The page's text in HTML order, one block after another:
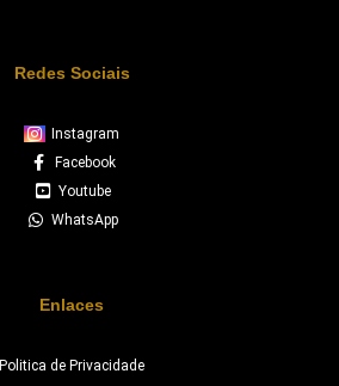
Redes Sociais
Instagram
Facebook
Youtube
WhatsApp
Enlaces
Politica de Privacidade